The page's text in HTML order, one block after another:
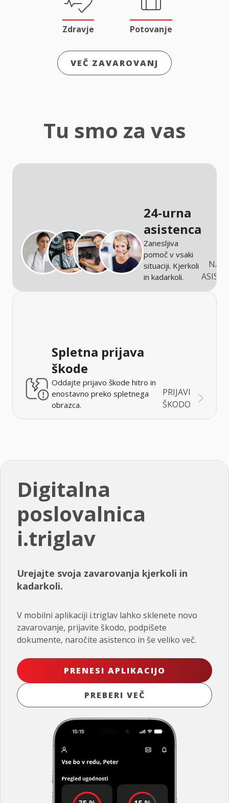
Zdravje Potovanje
VEČ ZAVAROVANJ
Tu smo za vas
24-urna
asistenca
Zanesljiva
pomoč v vsaki
situaciji. Kjerkoli
in kadarkoli.
Spletna prijava
škode
Oddajte prijavo škode hitro in
enostavno preko spletnega
obrazca.
PRIJAVI
ŠKODO
Digitalna
poslovalnica
i.triglav
Urejajte svoja zavarovanja kjerkoli in
kadarkoli.
V mobilni aplikaciji i.triglav lahko sklenete novo
zavarovanje, prijavite škodo, podpišete
dokumente, naročite asistenco in še veliko več.
PRENESI APLIKACIJO
PREBERI VEČ